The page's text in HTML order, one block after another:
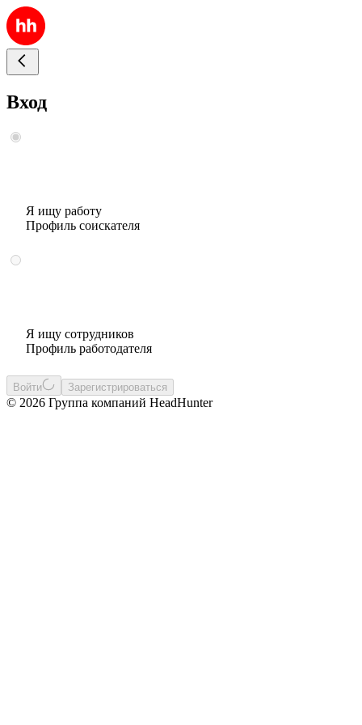
Вход
Я ищу работу
Профиль соискателя
Я ищу сотрудников
Профиль работодателя
Войти Зарегистрироваться
© 2026 Группа компаний HeadHunter